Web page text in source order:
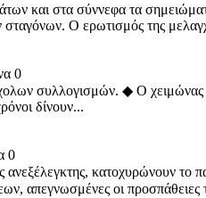
και στα σύννεφα τα
Ο ερωτισμός της
0
συλλογισμών. ◆ Ο χειμώνας
δίνουν...
0
ανεξέλεγκτης, κατοχυρώνουν το
απεγνωσμένες οι προσπάθειες